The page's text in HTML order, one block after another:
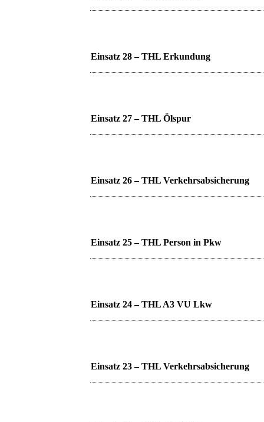
Einsatz 28 – THL Erkundung
Einsatz 27 – THL Ölspur
Einsatz 26 – THL Verkehrsabsicherung
Einsatz 25 – THL Person in Pkw
Einsatz 24 – THL A3 VU Lkw
Einsatz 23 – THL Verkehrsabsicherung